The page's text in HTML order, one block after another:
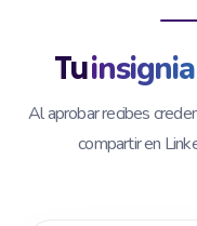
Tu
Al aprobar recibes
compartir en